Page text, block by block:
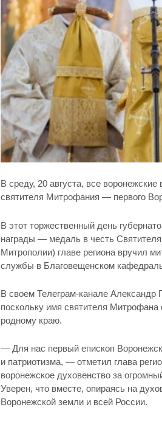
В среду, 20 августа, все
святителя Митрофания — первого
В этот торжественный день
награды — медаль в честь
Митрополии) главе региона вручил
службы в Благовещенском
В своем Телеграм-канале Александр
поскольку имя святителя
родному краю.
— Для нас первый епископ
и патриотизма, — отметил глава
воронежское духовенство за
Уверен, что вместе, опираясь на
Воронежской земли и всей России.